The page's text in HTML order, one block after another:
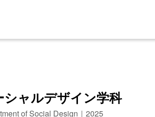
シャルデザイン学科
of Social Design｜2025